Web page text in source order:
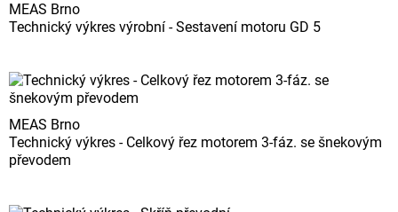
MEAS Brno
Technický výkres výrobní - Sestavení motoru GD 5
MEAS Brno
Technický výkres - Celkový řez motorem 3-fáz. se šnekovým
převodem